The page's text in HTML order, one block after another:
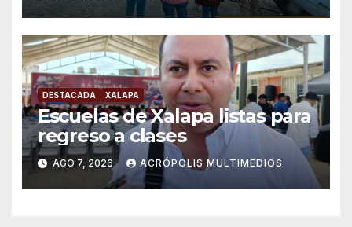
DESTACADA XALAPA
Escuelas de Xalapa listas para
regreso a clases
AGO 7, 2026 ACRÓPOLIS MULTIMEDIOS